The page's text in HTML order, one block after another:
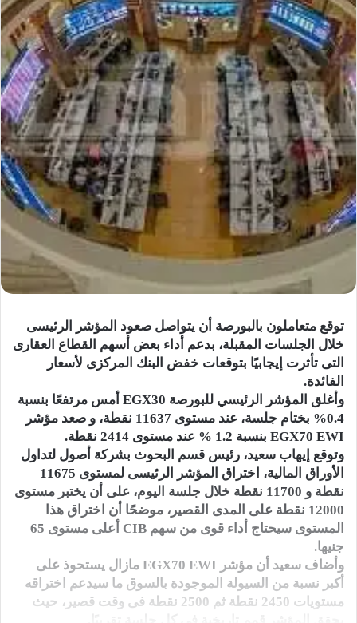
توقع متعاملون بالبورصة أن يتواصل صعود المؤشر الرئيسى
خلال الجلسات المقبلة، بدعم أداء بعض أسهم القطاع العقارى
التى تأثرت إيجابيًا بتوقعات خفض البنك المركزى لأسعار
الفائدة.
وأغلق المؤشر الرئيسي للبورصة EGX30 أمس مرتفعًا بنسبة
0.4% بختام جلسة، عند مستوى 11637 نقطة، و صعد مؤشر
EGX70 EWI بنسبة 1.2 % عند مستوى 2414 نقطة.
وتوقع إيهاب سعيد، رئيس قسم البحوث بشركة أصول لتداول
الأوراق المالية، اختراق المؤشر الرئيسى لمستوى 11675
نقطة و 11700 نقطة خلال جلسة اليوم، على أن يختبر مستوى
12000 نقطة على المدى القصير، موضحًا أن اختراق هذا
المستوى سيحتاج أداء قوى من سهم CIB أعلى مستوى 65
جنيها.
وأضاف سعيد أن مؤشر EGX70 EWI مازال يستحوذ على
أكبر نسبة من السيولة الموجودة بالسوق ما سيدعم اختراقه
مستويات 2450 نقطة ثم 2500 نقطة فى وقت قصير، حيث